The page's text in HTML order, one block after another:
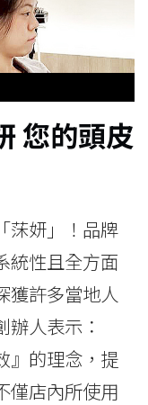
您的頭皮
莯妍」！品牌
統性且全方面
獲許多當地人
人表示：
』的理念，提
僅店內所使用